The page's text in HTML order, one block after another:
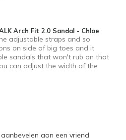
Arch Fit 2.0 Sandal - Chloe
adjustable straps and so
on side of big toes and it
sandals that won't rub on that
can adjust the width of the
aanbevelen aan een vriend